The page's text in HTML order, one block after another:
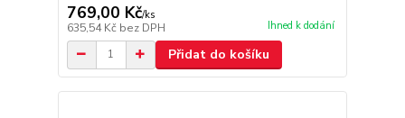
769,00 Kč/ks
635,54 Kč bez DPH Ihned k dodání
Přidat do košíku